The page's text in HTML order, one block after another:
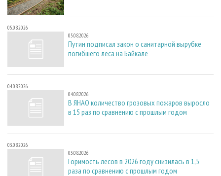
05.08.2026
05.08.2026
Путин подписал закон о санитарной вырубке
погибшего леса на Байкале
04.08.2026
04.08.2026
В ЯНАО количество грозовых пожаров выросло
в 15 раз по сравнению с прошлым годом
03.08.2026
03.08.2026
Горимость лесов в 2026 году снизилась в 1,5
раза по сравнению с прошлым годом